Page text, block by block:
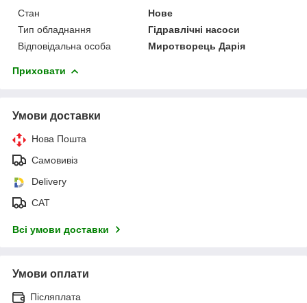
Стан
Нове
Тип обладнання
Гідравлічні насоси
Відповідальна особа
Миротворець Дарія
Приховати
Умови доставки
Нова Пошта
Самовивіз
Delivery
САТ
Всі умови доставки
Умови оплати
Післяплата